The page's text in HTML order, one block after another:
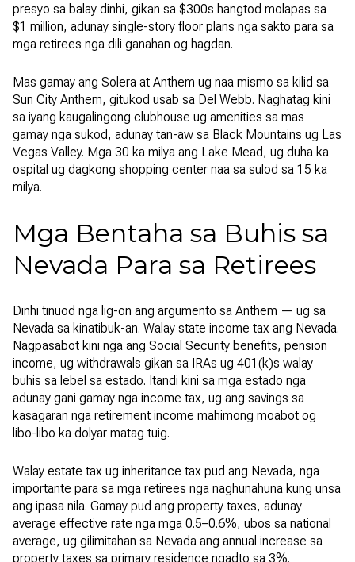
presyo sa balay dinhi, gikan sa $300s hangtod molapas sa
$1 million, adunay single-story floor plans nga sakto para sa
mga retirees nga dili ganahan og hagdan.
Mas gamay ang Solera at Anthem ug naa mismo sa kilid sa
Sun City Anthem, gitukod usab sa Del Webb. Naghatag kini
sa iyang kaugalingong clubhouse ug amenities sa mas
gamay nga sukod, adunay tan-aw sa Black Mountains ug Las
Vegas Valley. Mga 30 ka milya ang Lake Mead, ug duha ka
ospital ug dagkong shopping center naa sa sulod sa 15 ka
milya.
Mga Bentaha sa Buhis sa
Nevada Para sa Retirees
Dinhi tinuod nga lig-on ang argumento sa Anthem — ug sa
Nevada sa kinatibuk-an. Walay state income tax ang Nevada.
Nagpasabot kini nga ang Social Security benefits, pension
income, ug withdrawals gikan sa IRAs ug 401(k)s walay
buhis sa lebel sa estado. Itandi kini sa mga estado nga
adunay gani gamay nga income tax, ug ang savings sa
kasagaran nga retirement income mahimong moabot og
libo-libo ka dolyar matag tuig.
Walay estate tax ug inheritance tax pud ang Nevada, nga
importante para sa mga retirees nga naghunahuna kung unsa
ang ipasa nila. Gamay pud ang property taxes, adunay
average effective rate nga mga 0.5–0.6%, ubos sa national
average, ug gilimitahan sa Nevada ang annual increase sa
property taxes sa primary residence ngadto sa 3%.